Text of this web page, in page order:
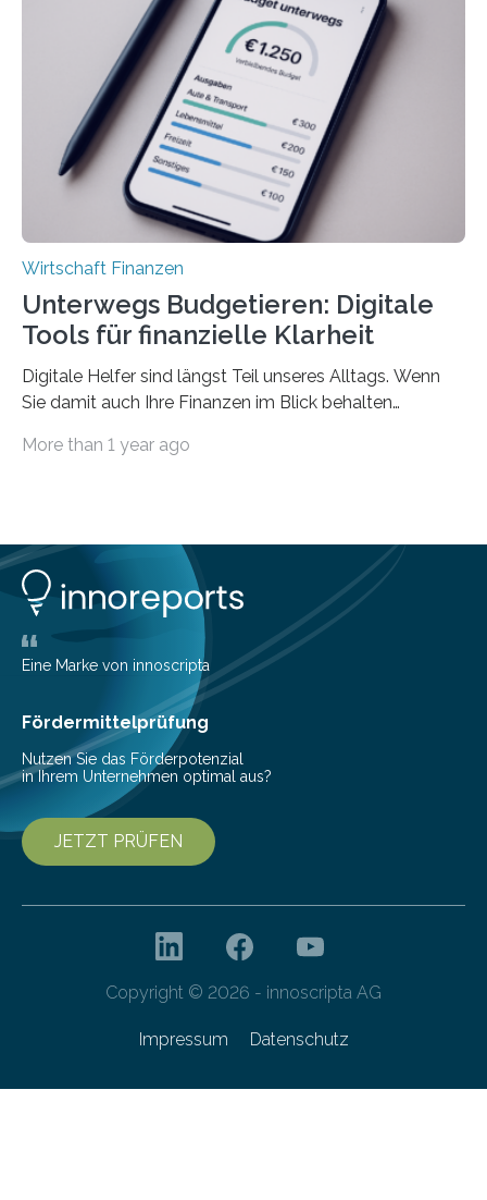
Juli ausgezahlte Urlaubsgeld ein wichtiger Faktor, um
sich den wohlverdienten Jahresurlaub leisten zu
können. Allerdings erhält mit 44 Prozent noch nicht
einmal die Hälfte aller Beschäftigten in der
Privatwirtschaft Urlaubsgeld. Zu diesem…
Wirtschaft Finanzen
Unterwegs Budgetieren: Digitale
Tools für finanzielle Klarheit
Digitale Helfer sind längst Teil unseres Alltags. Wenn
Sie damit auch Ihre Finanzen im Blick behalten
die genau das ermöglichen: Sie helfen Ihnen, Ausgaben
Lösungen interessieren. 1. Multibanking-Tools: Alle
Konten auf einen Blick Viele Banken bieten bereits in
ihrem Online-Banking eine Multibanking-Funktion an,
mit der sich Konten bei anderen Banken…
More than 1 year ago
Eine Marke von innoscripta
Fördermittelprüfung
Nutzen Sie das Förderpotenzial
in Ihrem Unternehmen optimal aus?
JETZT PRÜFEN
Copyright © 2026 - innoscripta AG
Impressum Datenschutz